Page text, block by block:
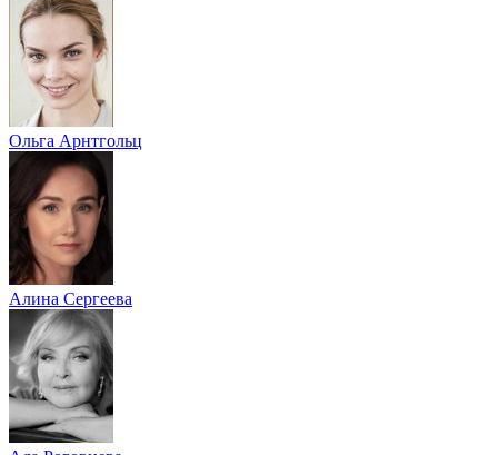
Ольга Арнтгольц
Алина Сергеева